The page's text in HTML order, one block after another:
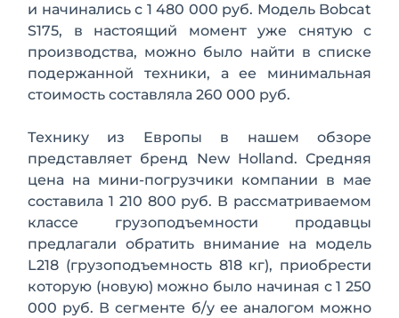
и начинались с 1 480 000 руб. Модель Bobcat
S175, в настоящий момент уже снятую с
производства, можно было найти в списке
подержанной техники, а ее минимальная
стоимость составляла 260 000 руб.
Технику из Европы в нашем обзоре
представляет бренд New Holland. Средняя
цена на мини-погрузчики компании в мае
составила 1 210 800 руб. В рассматриваемом
классе грузоподъемности продавцы
предлагали обратить внимание на модель
L218 (грузоподъемность 818 кг), приобрести
которую (новую) можно было начиная с 1 250
000 руб. В сегменте б/у ее аналогом можно